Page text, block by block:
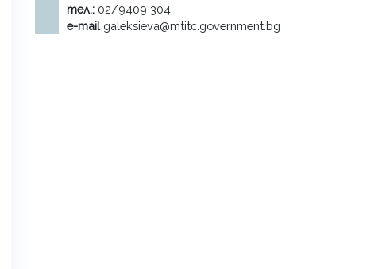
тел.: 02/9409 304
e-mailgaleksieva@mtitc.government.bg